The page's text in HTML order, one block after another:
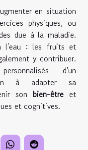
en situation
physiques, ou
due à la maladie.
l'eau : les fruits et
y contribuer.
d'un
à adapter sa
son bien-être et
et cognitives.